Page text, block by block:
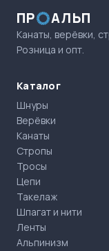
ПР АЛЬП
Канаты, верёвки,
Розница и опт.
Каталог
Шнуры
Верёвки
Канаты
Стропы
Тросы
Цепи
Такелаж
Шпагат и нити
Ленты
Альпинизм